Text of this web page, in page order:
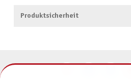
Produktsicherheit